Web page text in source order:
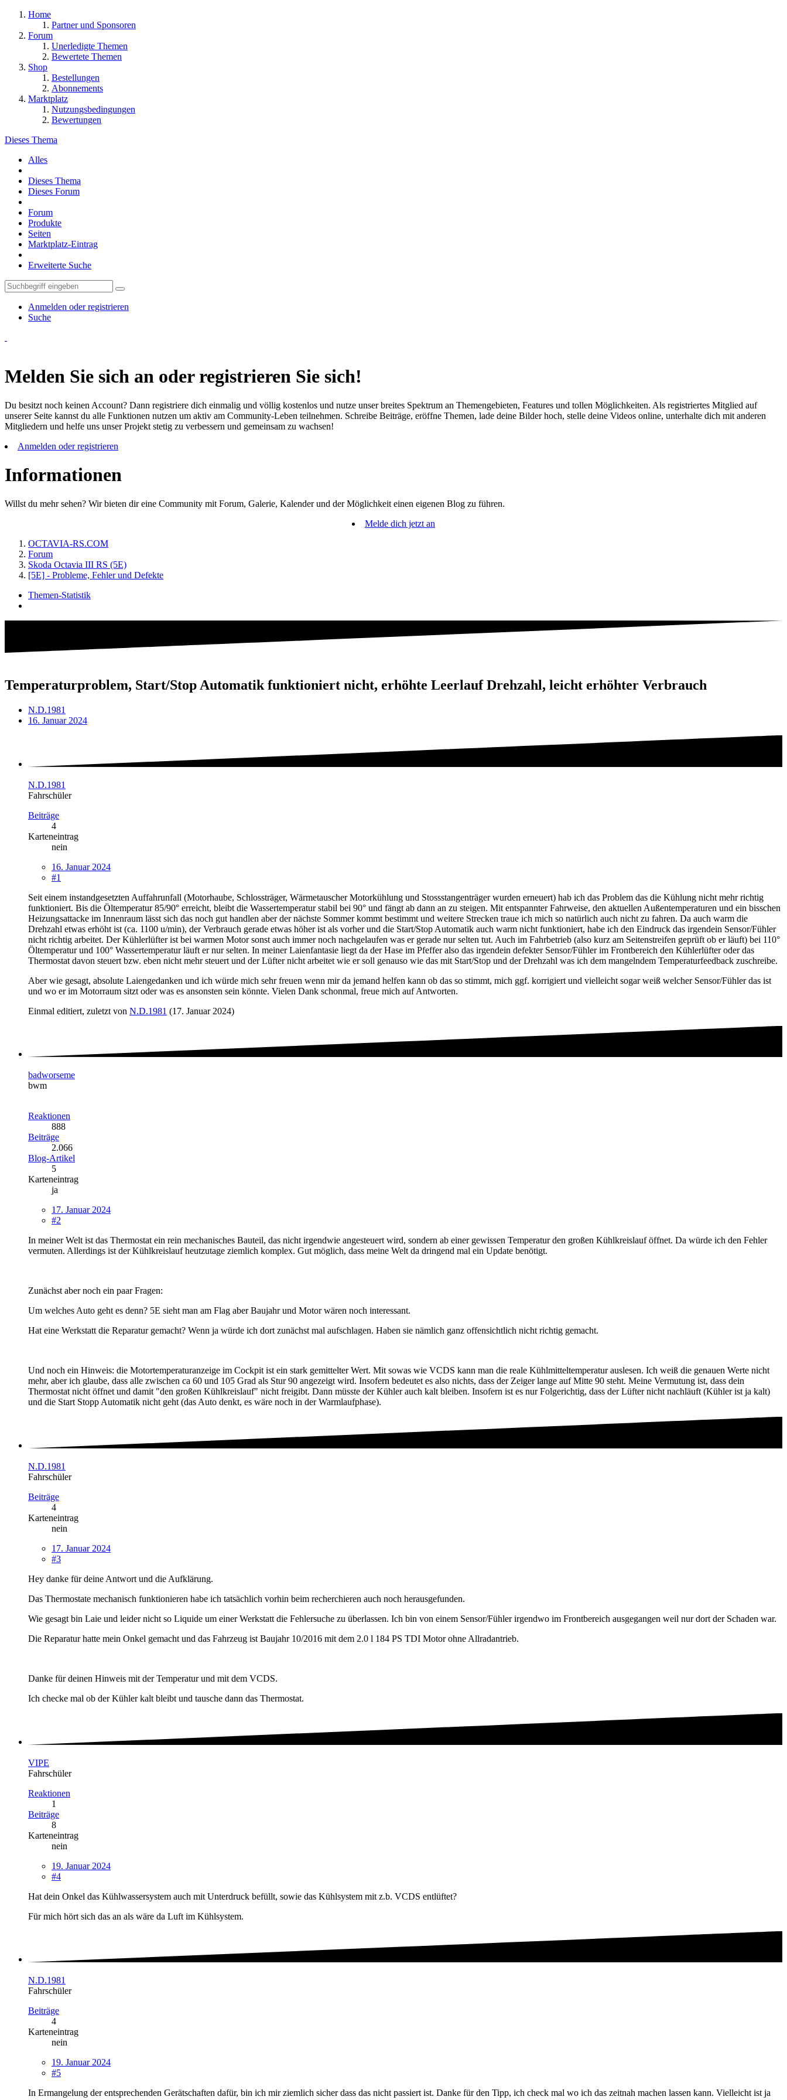
Home
Partner und Sponsoren
Forum
Unerledigte Themen
Bewertete Themen
Shop
Bestellungen
Abonnements
Marktplatz
Nutzungsbedingungen
Bewertungen
Dieses Thema
Alles
Dieses Thema
Dieses Forum
Forum
Produkte
Seiten
Marktplatz-Eintrag
Erweiterte Suche
Anmelden oder registrieren
Suche
Melden Sie sich an oder registrieren Sie sich!
Du besitzt noch keinen Account? Dann registriere dich einmalig und völlig kostenlos und nutze unser breites Spektrum an Themengebieten, Features und tollen Möglichkeiten. Als registriertes Mitglied auf
unserer Seite kannst du alle Funktionen nutzen um aktiv am Community-Leben teilnehmen. Schreibe Beiträge, eröffne Themen, lade deine Bilder hoch, stelle deine Videos online, unterhalte dich mit anderen
Mitgliedern und helfe uns unser Projekt stetig zu verbessern und gemeinsam zu wachsen!
Anmelden oder registrieren
Informationen
Willst du mehr sehen? Wir bieten dir eine Community mit Forum, Galerie, Kalender und der Möglichkeit einen eigenen Blog zu führen.
Melde dich jetzt an
OCTAVIA-RS.COM
Forum
Skoda Octavia III RS (5E)
[5E] - Probleme, Fehler und Defekte
Themen-Statistik
Temperaturproblem, Start/Stop Automatik funktioniert nicht, erhöhte Leerlauf Drehzahl, leicht erhöhter Verbrauch
N.D.1981
16. Januar 2024
N.D.1981
Fahrschüler
Beiträge
4
Karteneintrag
nein
16. Januar 2024
#1
Seit einem instandgesetzten Auffahrunfall (Motorhaube, Schlossträger, Wärmetauscher Motorkühlung und Stossstangenträger wurden erneuert) hab ich das Problem das die Kühlung nicht mehr richtig
funktioniert. Bis die Öltemperatur 85/90° erreicht, bleibt die Wassertemperatur stabil bei 90° und fängt ab dann an zu steigen. Mit entspannter Fahrweise, den aktuellen Außentemperaturen und ein bisschen
Heizungsattacke im Innenraum lässt sich das noch gut handlen aber der nächste Sommer kommt bestimmt und weitere Strecken traue ich mich so natürlich auch nicht zu fahren. Da auch warm die
Drehzahl etwas erhöht ist (ca. 1100 u/min), der Verbrauch gerade etwas höher ist als vorher und die Start/Stop Automatik auch warm nicht funktioniert, habe ich den Eindruck das irgendein Sensor/Fühler
nicht richtig arbeitet. Der Kühlerlüfter ist bei warmen Motor sonst auch immer noch nachgelaufen was er gerade nur selten tut. Auch im Fahrbetrieb (also kurz am Seitenstreifen geprüft ob er läuft) bei 110°
Öltemperatur und 100° Wassertemperatur läuft er nur selten. In meiner Laienfantasie liegt da der Hase im Pfeffer also das irgendein defekter Sensor/Fühler im Frontbereich den Kühlerlüfter oder das
Thermostat davon steuert bzw. eben nicht mehr steuert und der Lüfter nicht arbeitet wie er soll genauso wie das mit Start/Stop und der Drehzahl was ich dem mangelndem Temperaturfeedback zuschreibe.
Aber wie gesagt, absolute Laiengedanken und ich würde mich sehr freuen wenn mir da jemand helfen kann ob das so stimmt, mich ggf. korrigiert und vielleicht sogar weiß welcher Sensor/Fühler das ist
und wo er im Motorraum sitzt oder was es ansonsten sein könnte. Vielen Dank schonmal, freue mich auf Antworten.
Einmal editiert, zuletzt von N.D.1981 (17. Januar 2024)
badworseme
bwm
Reaktionen
888
Beiträge
2.066
Blog-Artikel
5
Karteneintrag
ja
17. Januar 2024
#2
In meiner Welt ist das Thermostat ein rein mechanisches Bauteil, das nicht irgendwie angesteuert wird, sondern ab einer gewissen Temperatur den großen Kühlkreislauf öffnet. Da würde ich den Fehler
vermuten. Allerdings ist der Kühlkreislauf heutzutage ziemlich komplex. Gut möglich, dass meine Welt da dringend mal ein Update benötigt.
Zunächst aber noch ein paar Fragen:
Um welches Auto geht es denn? 5E sieht man am Flag aber Baujahr und Motor wären noch interessant.
Hat eine Werkstatt die Reparatur gemacht? Wenn ja würde ich dort zunächst mal aufschlagen. Haben sie nämlich ganz offensichtlich nicht richtig gemacht.
Und noch ein Hinweis: die Motortemperaturanzeige im Cockpit ist ein stark gemittelter Wert. Mit sowas wie VCDS kann man die reale Kühlmitteltemperatur auslesen. Ich weiß die genauen Werte nicht
mehr, aber ich glaube, dass alle zwischen ca 60 und 105 Grad als Stur 90 angezeigt wird. Insofern bedeutet es also nichts, dass der Zeiger lange auf Mitte 90 steht. Meine Vermutung ist, dass dein
Thermostat nicht öffnet und damit "den großen Kühlkreislauf" nicht freigibt. Dann müsste der Kühler auch kalt bleiben. Insofern ist es nur Folgerichtig, dass der Lüfter nicht nachläuft (Kühler ist ja kalt)
und die Start Stopp Automatik nicht geht (das Auto denkt, es wäre noch in der Warmlaufphase).
N.D.1981
Fahrschüler
Beiträge
4
Karteneintrag
nein
17. Januar 2024
#3
Hey danke für deine Antwort und die Aufklärung.
Das Thermostate mechanisch funktionieren habe ich tatsächlich vorhin beim recherchieren auch noch herausgefunden.
Wie gesagt bin Laie und leider nicht so Liquide um einer Werkstatt die Fehlersuche zu überlassen. Ich bin von einem Sensor/Fühler irgendwo im Frontbereich ausgegangen weil nur dort der Schaden war.
Die Reparatur hatte mein Onkel gemacht und das Fahrzeug ist Baujahr 10/2016 mit dem 2.0 l 184 PS TDI Motor ohne Allradantrieb.
Danke für deinen Hinweis mit der Temperatur und mit dem VCDS.
Ich checke mal ob der Kühler kalt bleibt und tausche dann das Thermostat.
VIPE
Fahrschüler
Reaktionen
1
Beiträge
8
Karteneintrag
nein
19. Januar 2024
#4
Hat dein Onkel das Kühlwassersystem auch mit Unterdruck befüllt, sowie das Kühlsystem mit z.b. VCDS entlüftet?
Für mich hört sich das an als wäre da Luft im Kühlsystem.
N.D.1981
Fahrschüler
Beiträge
4
Karteneintrag
nein
19. Januar 2024
#5
In Ermangelung der entsprechenden Gerätschaften dafür, bin ich mir ziemlich sicher dass das nicht passiert ist. Danke für den Tipp, ich check mal wo ich das zeitnah machen lassen kann. Vielleicht ist ja